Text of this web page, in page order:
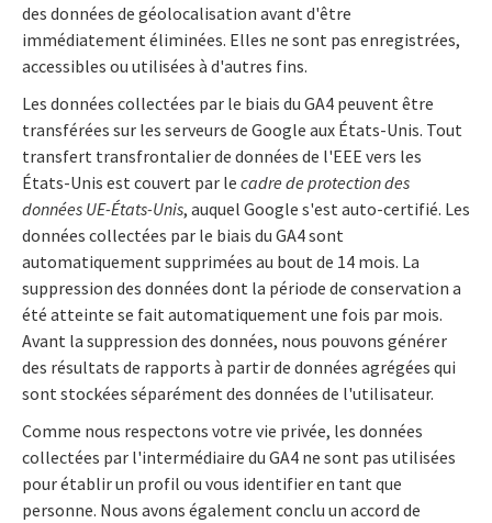
des données de géolocalisation avant d'être
immédiatement éliminées. Elles ne sont pas enregistrées,
accessibles ou utilisées à d'autres fins.
Les données collectées par le biais du GA4 peuvent être
transférées sur les serveurs de Google aux États-Unis. Tout
transfert transfrontalier de données de l'EEE vers les
États-Unis est couvert par le cadre de protection des
données UE-États-Unis, auquel Google s'est auto-certifié. Les
données collectées par le biais du GA4 sont
automatiquement supprimées au bout de 14 mois. La
suppression des données dont la période de conservation a
été atteinte se fait automatiquement une fois par mois.
Avant la suppression des données, nous pouvons générer
des résultats de rapports à partir de données agrégées qui
sont stockées séparément des données de l'utilisateur.
Comme nous respectons votre vie privée, les données
collectées par l'intermédiaire du GA4 ne sont pas utilisées
pour établir un profil ou vous identifier en tant que
personne. Nous avons également conclu un accord de